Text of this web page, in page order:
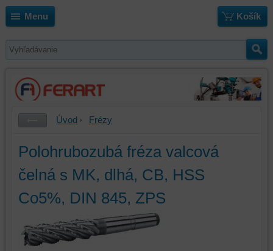
Menu Košík
Úvod Frézy
Polohrubozubá fréza valcová
čelná s MK, dlhá, CB, HSS
Co5%, DIN 845, ZPS